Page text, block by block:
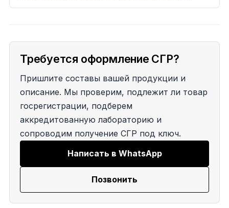
Требуется оформление СГР?
Пришлите составы вашей продукции и
описание. Мы проверим, подлежит ли товар
госрегистрации, подберем
аккредитованную лабораторию и
сопроводим получение СГР под ключ.
Написать в WhatsApp
Позвонить